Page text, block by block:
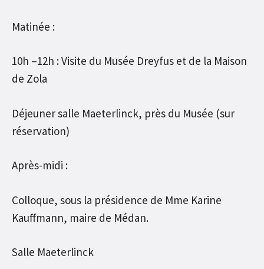
Matinée :
10h –12h : Visite du Musée Dreyfus et de la Maison
de Zola
Déjeuner salle Maeterlinck, près du Musée (sur
réservation)
Après-midi :
Colloque, sous la présidence de Mme Karine
Kauffmann, maire de Médan.
Salle Maeterlinck